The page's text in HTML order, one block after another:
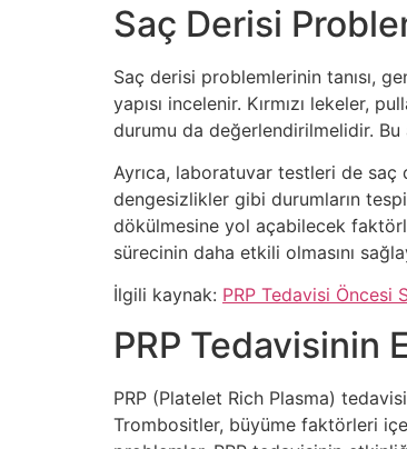
Saç Derisi
Saç derisi problemlerinin tanısı,
yapısı incelenir. Kırmızı lekeler,
durumu da değerlendirilmelidir.
Ayrıca, laboratuvar testleri de
dengesizlikler gibi durumların
dökülmesine yol açabilecek
sürecinin daha etkili olmasını
İlgili kaynak: PRP Tedavisi Öncesi
PRP Tedavisinin
PRP (Platelet Rich Plasma)
Trombositler, büyüme faktörleri